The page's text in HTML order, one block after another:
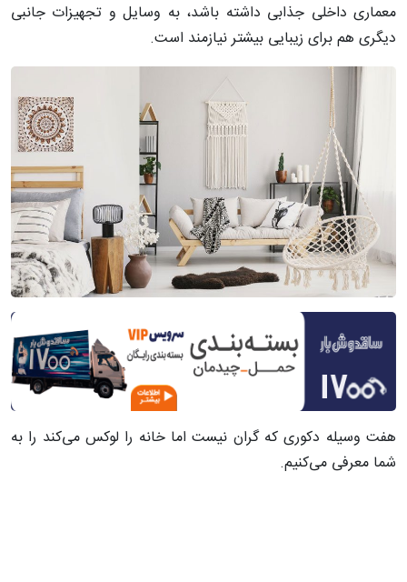
معماری داخلی جذابی داشته باشد، به وسایل و تجهیزات جانبی
دیگری هم برای زیبایی بیشتر نیازمند است.
هفت وسیله دکوری که گران نیست اما خانه را لوکس می‌کند را به
شما معرفی می‌کنیم.